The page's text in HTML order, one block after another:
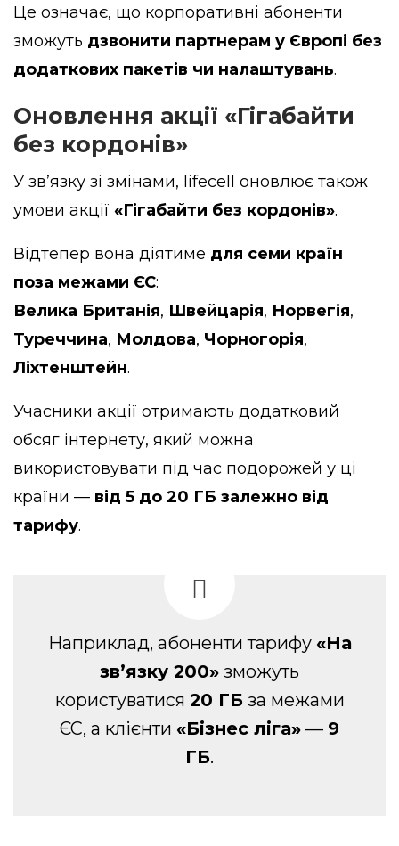
Це означає, що корпоративні абоненти
зможуть дзвонити партнерам у Європі без
додаткових пакетів чи налаштувань.
Оновлення акції «Гігабайти
без кордонів»
У зв’язку зі змінами, lifecell оновлює також
умови акції «Гігабайти без кордонів».
Відтепер вона діятиме для семи країн
поза межами ЄС:
Велика Британія, Швейцарія, Норвегія,
Туреччина, Молдова, Чорногорія,
Ліхтенштейн.
Учасники акції отримають додатковий
обсяг інтернету, який можна
використовувати під час подорожей у ці
країни — від 5 до 20 ГБ залежно від
тарифу.
Наприклад, абоненти тарифу «На
зв’язку 200» зможуть
користуватися 20 ГБза межами
ЄС, а клієнти «Бізнес ліга» — 9
ГБ.